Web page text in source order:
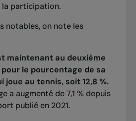
la participation.
notables, on note les
maintenant au deuxième
le pourcentage de sa
joue au tennis, soit 12,8 %.
a augmenté de 7,1 % depuis
publié en 2021.